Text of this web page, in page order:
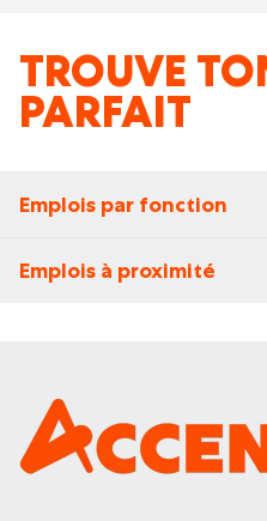
TROUVE
PARFAIT
Emplois par fonction
Emplois à proximité